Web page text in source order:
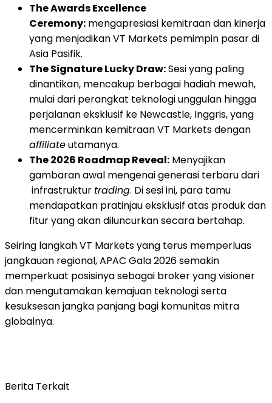
The Awards Excellence
Ceremony: mengapresiasi kemitraan dan kinerja
yang menjadikan VT Markets pemimpin pasar di
Asia Pasifik.
The Signature Lucky Draw:Sesi yang paling
dinantikan, mencakup berbagai hadiah mewah,
mulai dari perangkat teknologi unggulan hingga
perjalanan eksklusif ke Newcastle, Inggris, yang
mencerminkan kemitraan VT Markets dengan
affiliateutamanya.
The 2026 Roadmap Reveal: Menyajikan
gambaran awal mengenai generasi terbaru dari
infrastruktur trading. Di sesi ini, para tamu
mendapatkan pratinjau eksklusif atas produk dan
fitur yang akan diluncurkan secara bertahap.
Seiring langkah VT Markets yang terus memperluas
jangkauan regional, APAC Gala 2026 semakin
memperkuat posisinya sebagai broker yang visioner
dan mengutamakan kemajuan teknologi serta
kesuksesan jangka panjang bagi komunitas mitra
globalnya.
Berita Terkait